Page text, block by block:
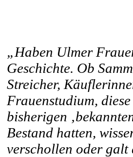
„Haben Ulmer
Geschichte. Ob
Streicher,
Frauenstudium,
bisherigen
Bestand hatten,
verschollen oder galt